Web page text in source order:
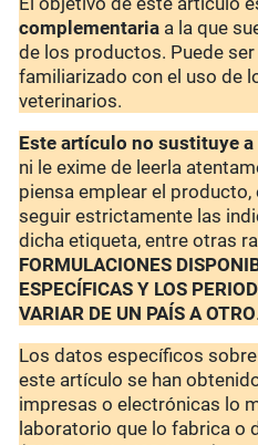
complementaria a la que
de los productos. Puede
familiarizado con el uso de
veterinarios.
Este artículo no sustituye
ni le exime de leerla
piensa emplear el
seguir estrictamente las
dicha etiqueta, entre otras
FORMULACIONES
ESPECÍFICAS Y LOS
VARIAR DE UN PAÍS A OTRO.
Los datos específicos
este artículo se han
impresas o electrónicas lo
laboratorio que lo fabrica o